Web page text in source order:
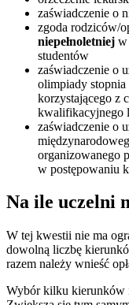
zaświadczenie o
zgoda rodziców/
niepełnoletniej w
studentów
zaświadczenie o
olimpiady
korzystającego z
kwalifikacyjnego
zaświadczenie o
organizowanego
w postępowaniu
Na ile uczelni
W tej kwestii nie ma
dowolną liczbę
razem należy wnieść
Wybór kilku kierunków